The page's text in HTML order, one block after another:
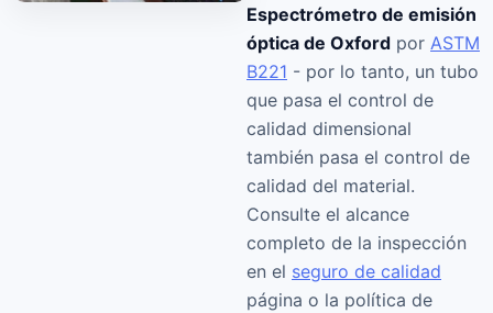
Espectrómetro de emisión
óptica de Oxford por ASTM
B221 - por lo tanto, un tubo
que pasa el control de
calidad dimensional
también pasa el control de
calidad del material.
Consulte el alcance
completo de la inspección
en el seguro de calidad
página o la política de